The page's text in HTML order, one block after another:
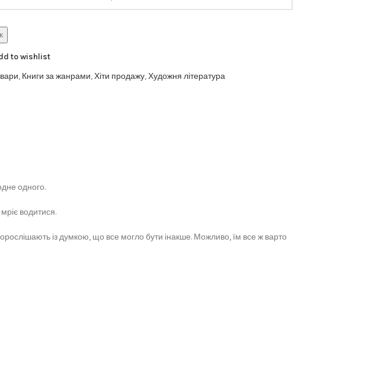
to wishlist
, Книги за жанрами,Хіти продажу,Художня література
одного.
водитися.
із думкою, що все могло бути інакше. Можливо, їм все ж варто